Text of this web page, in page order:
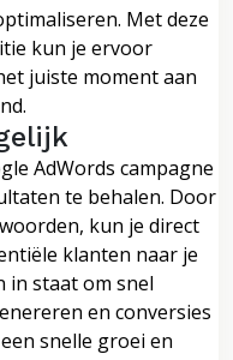
Met deze
kun je ervoor
juiste moment aan
AdWords campagne
te behalen. Door
kun je direct
klanten naar je
in staat om snel
en conversies
snelle groei en